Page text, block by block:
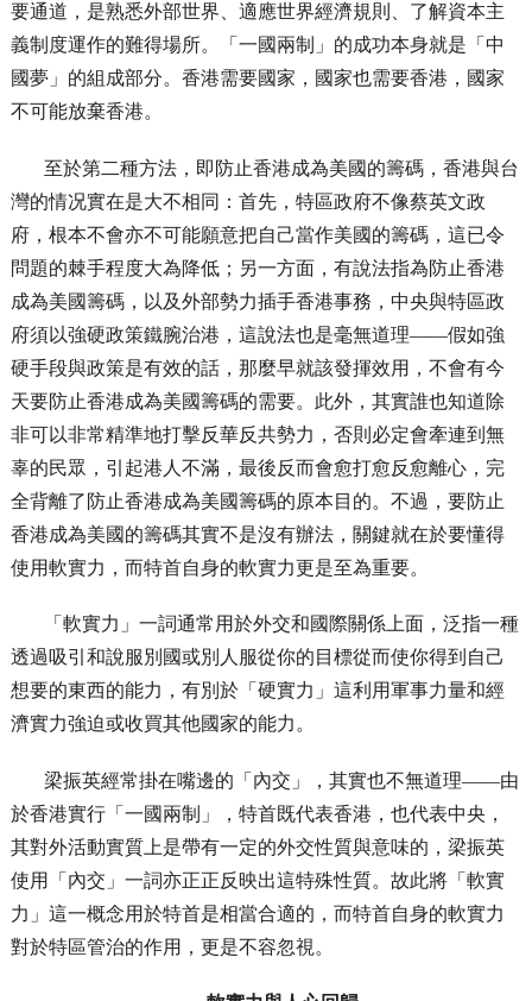
要通道，是熟悉外部世界、適應世界經濟規則、了解資本主
義制度運作的難得場所。「一國兩制」的成功本身就是「中
國夢」的組成部分。香港需要國家，國家也需要香港，國家
不可能放棄香港。
至於第二種方法，即防止香港成為美國的籌碼，香港與台
灣的情况實在是大不相同：首先，特區政府不像蔡英文政
府，根本不會亦不可能願意把自己當作美國的籌碼，這已令
問題的棘手程度大為降低；另一方面，有說法指為防止香港
成為美國籌碼，以及外部勢力插手香港事務，中央與特區政
府須以強硬政策鐵腕治港，這說法也是毫無道理——假如強
硬手段與政策是有效的話，那麼早就該發揮效用，不會有今
天要防止香港成為美國籌碼的需要。此外，其實誰也知道除
非可以非常精準地打擊反華反共勢力，否則必定會牽連到無
辜的民眾，引起港人不滿，最後反而會愈打愈反愈離心，完
全背離了防止香港成為美國籌碼的原本目的。不過，要防止
香港成為美國的籌碼其實不是沒有辦法，關鍵就在於要懂得
使用軟實力，而特首自身的軟實力更是至為重要。
「軟實力」一詞通常用於外交和國際關係上面，泛指一種
透過吸引和說服別國或別人服從你的目標從而使你得到自己
想要的東西的能力，有別於「硬實力」這利用軍事力量和經
濟實力強迫或收買其他國家的能力。
梁振英經常掛在嘴邊的「內交」，其實也不無道理——由
於香港實行「一國兩制」，特首既代表香港，也代表中央，
其對外活動實質上是帶有一定的外交性質與意味的，梁振英
使用「內交」一詞亦正正反映出這特殊性質。故此將「軟實
力」這一概念用於特首是相當合適的，而特首自身的軟實力
對於特區管治的作用，更是不容忽視。